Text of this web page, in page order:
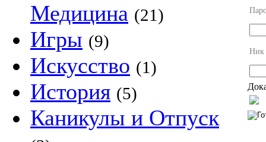
Медицина (21)
Игры (9)
Искусство (1)
История (5)
Каникулы и Отпуск
Ник